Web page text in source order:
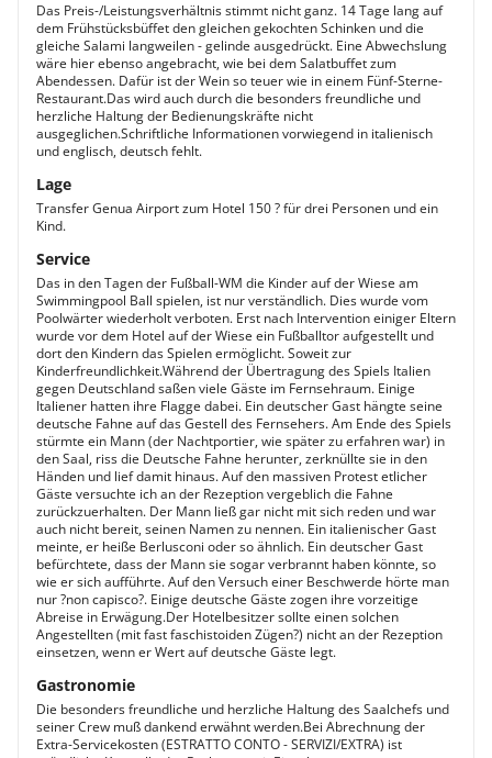
Das Preis-/Leistungsverhältnis stimmt nicht ganz. 14 Tage lang auf
dem Frühstücksbüffet den gleichen gekochten Schinken und die
gleiche Salami langweilen - gelinde ausgedrückt. Eine Abwechslung
wäre hier ebenso angebracht, wie bei dem Salatbuffet zum
Abendessen. Dafür ist der Wein so teuer wie in einem Fünf-Sterne-
Restaurant.Das wird auch durch die besonders freundliche und
herzliche Haltung der Bedienungskräfte nicht
ausgeglichen.Schriftliche Informationen vorwiegend in italienisch
und englisch, deutsch fehlt.
Lage
Transfer Genua Airport zum Hotel 150 ? für drei Personen und ein
Kind.
Service
Das in den Tagen der Fußball-WM die Kinder auf der Wiese am
Swimmingpool Ball spielen, ist nur verständlich. Dies wurde vom
Poolwärter wiederholt verboten. Erst nach Intervention einiger Eltern
wurde vor dem Hotel auf der Wiese ein Fußballtor aufgestellt und
dort den Kindern das Spielen ermöglicht. Soweit zur
Kinderfreundlichkeit.Während der Übertragung des Spiels Italien
gegen Deutschland saßen viele Gäste im Fernsehraum. Einige
Italiener hatten ihre Flagge dabei. Ein deutscher Gast hängte seine
deutsche Fahne auf das Gestell des Fernsehers. Am Ende des Spiels
stürmte ein Mann (der Nachtportier, wie später zu erfahren war) in
den Saal, riss die Deutsche Fahne herunter, zerknüllte sie in den
Händen und lief damit hinaus. Auf den massiven Protest etlicher
Gäste versuchte ich an der Rezeption vergeblich die Fahne
zurückzuerhalten. Der Mann ließ gar nicht mit sich reden und war
auch nicht bereit, seinen Namen zu nennen. Ein italienischer Gast
meinte, er heiße Berlusconi oder so ähnlich. Ein deutscher Gast
befürchtete, dass der Mann sie sogar verbrannt haben könnte, so
wie er sich aufführte. Auf den Versuch einer Beschwerde hörte man
nur ?non capisco?. Einige deutsche Gäste zogen ihre vorzeitige
Abreise in Erwägung.Der Hotelbesitzer sollte einen solchen
Angestellten (mit fast faschistoiden Zügen?) nicht an der Rezeption
einsetzen, wenn er Wert auf deutsche Gäste legt.
Gastronomie
Die besonders freundliche und herzliche Haltung des Saalchefs und
seiner Crew muß dankend erwähnt werden.Bei Abrechnung der
Extra-Servicekosten (ESTRATTO CONTO - SERVIZI/EXTRA) ist